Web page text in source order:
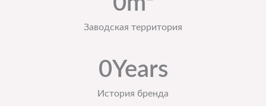
Заводская территория
История бренда
0Years